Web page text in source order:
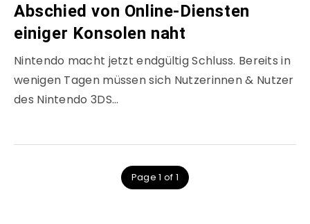
Abschied von Online-Diensten
einiger Konsolen naht
Nintendo macht jetzt endgültig Schluss. Bereits in
wenigen Tagen müssen sich Nutzerinnen & Nutzer
des Nintendo 3DS…
Page 1 of 1